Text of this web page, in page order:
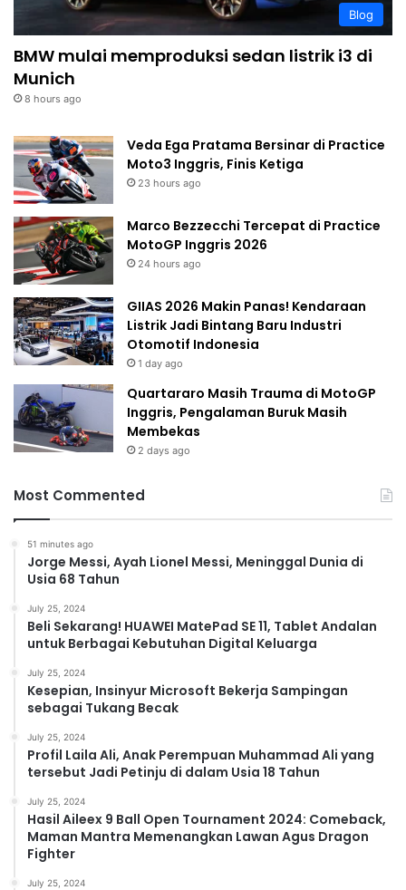
Blog
BMW mulai memproduksi sedan listrik i3 di
Munich
8 hours ago
Veda Ega Pratama Bersinar di Practice
Moto3 Inggris, Finis Ketiga
23 hours ago
Marco Bezzecchi Tercepat di Practice
MotoGP Inggris 2026
24 hours ago
GIIAS 2026 Makin Panas! Kendaraan
Listrik Jadi Bintang Baru Industri
Otomotif Indonesia
1 day ago
Quartararo Masih Trauma di MotoGP
Inggris, Pengalaman Buruk Masih
Membekas
2 days ago
Most Commented
51 minutes ago
Jorge Messi, Ayah Lionel Messi, Meninggal Dunia di
Usia 68 Tahun
July 25, 2024
Beli Sekarang! HUAWEI MatePad SE 11, Tablet Andalan
untuk Berbagai Kebutuhan Digital Keluarga
July 25, 2024
Kesepian, Insinyur Microsoft Bekerja Sampingan
sebagai Tukang Becak
July 25, 2024
Profil Laila Ali, Anak Perempuan Muhammad Ali yang
tersebut Jadi Petinju di dalam Usia 18 Tahun
July 25, 2024
Hasil Aileex 9 Ball Open Tournament 2024: Comeback,
Maman Mantra Memenangkan Lawan Agus Dragon
Fighter
July 25, 2024